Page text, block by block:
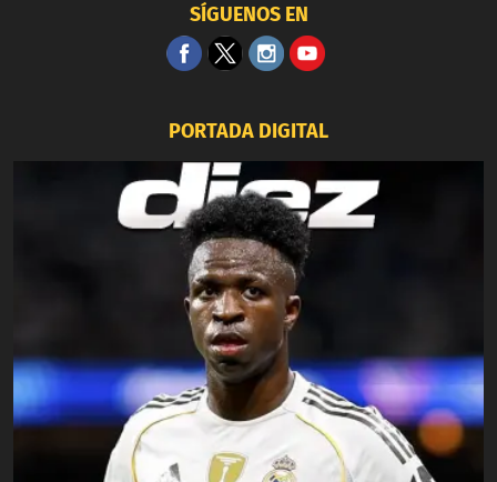
SÍGUENOS EN
PORTADA DIGITAL